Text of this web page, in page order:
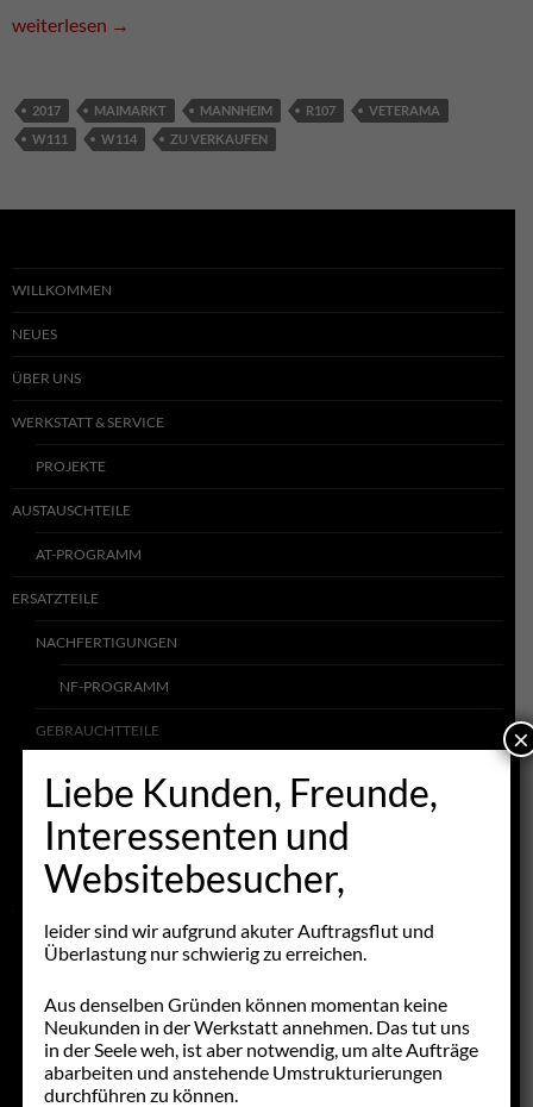
Veterama Mannheim 2017
weiterlesen →
2017 MAIMARKT MANNHEIM R107
VETERAMA
W111
W114 ZU VERKAUFEN
WILLKOMMEN
NEUES
ÜBER UNS
WERKSTATT & SERVICE
PROJEKTE
AUSTAUSCHTEILE
AT-PROGRAMM
ERSATZTEILE
NACHFERTIGUNGEN
NF-PROGRAMM
GEBRAUCHTTEILE
SCHNICKSCHNACK
FAHRZEUGANGEBOTE
LINKS
Liebe Kunden, Freunde,
Interessenten und
Websitebesucher,
leider sind wir aufgrund akuter Auftragsflut und
Überlastung nur schwierig zu erreichen.
Aus denselben Gründen können momentan keine
Neukunden in der Werkstatt annehmen. Das tut uns
in der Seele weh, ist aber notwendig, um alte Aufträge
abarbeiten und anstehende Umstrukturierungen
durchführen zu können.
×